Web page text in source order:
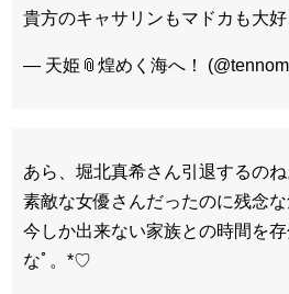
貴方のキャサリンもマドカも大好
— 天姫📎煌めく海へ！
あら、堀北真希さん引退するのね
素敵な女優さんだったのに残念
今しか出来ない家族との時間を
なﾟ。*♡